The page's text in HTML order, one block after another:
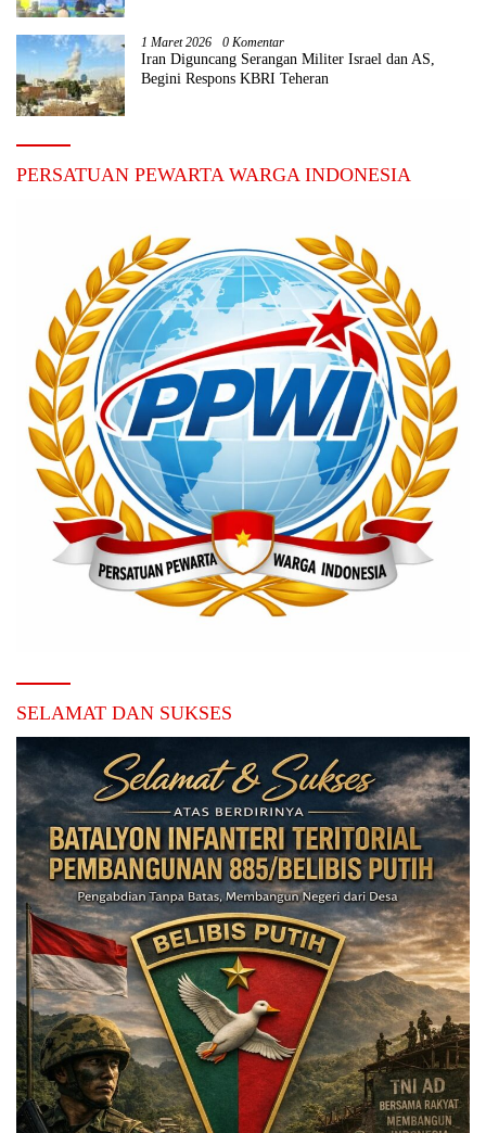
1 Maret 2026 0 Komentar
Iran Diguncang Serangan Militer Israel dan AS,
Begini Respons KBRI Teheran
PERSATUAN PEWARTA WARGA INDONESIA
SELAMAT DAN SUKSES